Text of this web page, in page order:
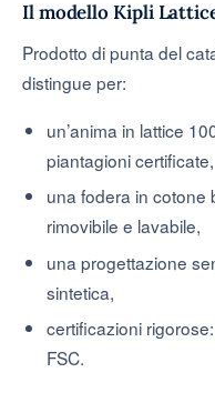
Il modello Kipli
Prodotto di punta del
distingue per:
un’anima in lattice
piantagioni certificate,
una fodera in cotone
rimovibile e lavabile,
una progettazione
sintetica,
certificazioni
FSC.